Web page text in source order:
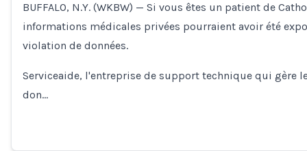
Loading...
BUFFALO, N.Y. (WKBW) — Si vous êtes un patient de
informations médicales privées pourraient avoir été
violation de données.
Serviceaide, l'entreprise de support technique qui gère
don…